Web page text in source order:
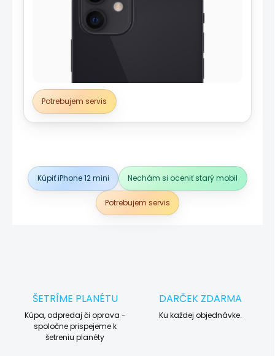
Potrebujem servis
Kúpiť iPhone 12 mini Nechám si oceniť starý mobil
Potrebujem servis
ŠETRÍME PLANÉTU
Kúpa, odpredaj či oprava -
spoločne prispejeme k
šetreniu planéty
DARČEK ZDARMA
Ku každej objednávke.